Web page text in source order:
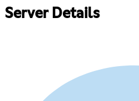
Server Details